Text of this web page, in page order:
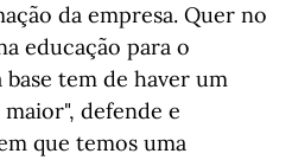
da empresa. Quer no
educação para o
tem de haver um
defende e
que temos uma